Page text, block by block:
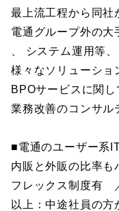
最上流工程から同社
電通グループ外の大
、 システム運用等、
様々なソリューショ
BPOサービスに関
業務改善のコンサル
■電通のユーザー系
内販と外販の比率も
フレックス制度有
以上：中途社員の